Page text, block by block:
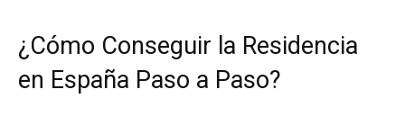
¿Cómo Conseguir la Residencia
en España Paso a Paso?